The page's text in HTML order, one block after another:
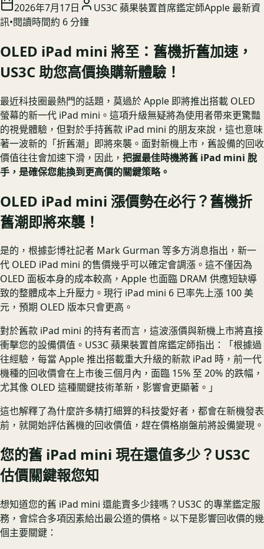
2026年7月17日 US3C 蘋果裝置首席鑑定師Apple 最新資
訊•閱讀時間約 6分鐘
OLED iPad mini 將至：舊機折舊加速，
US3C 助您高價換購新體驗！
最近科技圈最熱門的話題，莫過於 Apple 即將推出搭載 OLED
螢幕的新一代 iPad mini。這項升級無疑將為使用者帶來更驚豔
的視覺體驗，但對於手持舊款 iPad mini 的朋友來說，這也意味
著一波新的「折舊潮」即將來襲。面對新機上市，舊設備的回收
價值往往會加速下滑，因此， 把握最佳時機將舊 iPad mini 脫
手，是確保您能換到更高價的關鍵策略。
OLED iPad mini 漲價勢在必行？舊機折
舊潮即將來襲！
是的，根據彭博社記者 Mark Gurman 等多方消息指出，新一
代 OLED iPad mini 的售價幾乎可以確定會調漲。這不僅因為
OLED 面板本身的成本較高，Apple 也面臨 DRAM 供應短缺導
致的整體成本上升壓力。現行 iPad mini 6 已率先上漲 100 美
元，預期 OLED 版本只會更高。
對於舊款 iPad mini 的持有者而言，這波漲價與新機上市將直接
衝擊您的設備價值。US3C 蘋果裝置首席鑑定師指出：「根據過
往經驗，每當 Apple 推出搭載重大升級的新款 iPad 時，前一代
機種的回收價會在上市後三個月內，面臨 15% 至 20% 的跌幅，
尤其像 OLED 這種關鍵技術革新，影響會更顯著。」
這也解釋了為什麼許多精打細算的科技愛好者，都會在新機發表
前，就開始評估舊機的回收價值，趕在價格崩盤前將設備變現。
您的舊 iPad mini 現在還值多少？US3C
估價關鍵報您知
想知道您的舊 iPad mini 還能賣多少錢嗎？US3C 的專業鑑定服
務，會綜合多項因素給出最公道的價格。以下是影響回收價的幾
個主要關鍵：